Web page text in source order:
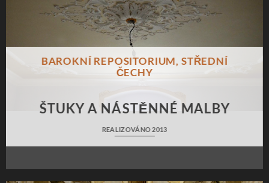
BAROKNÍ REPOSITORIUM, STŘEDNÍ
ČECHY
ŠTUKY A NÁSTĚNNÉ MALBY
REALIZOVÁNO 2013